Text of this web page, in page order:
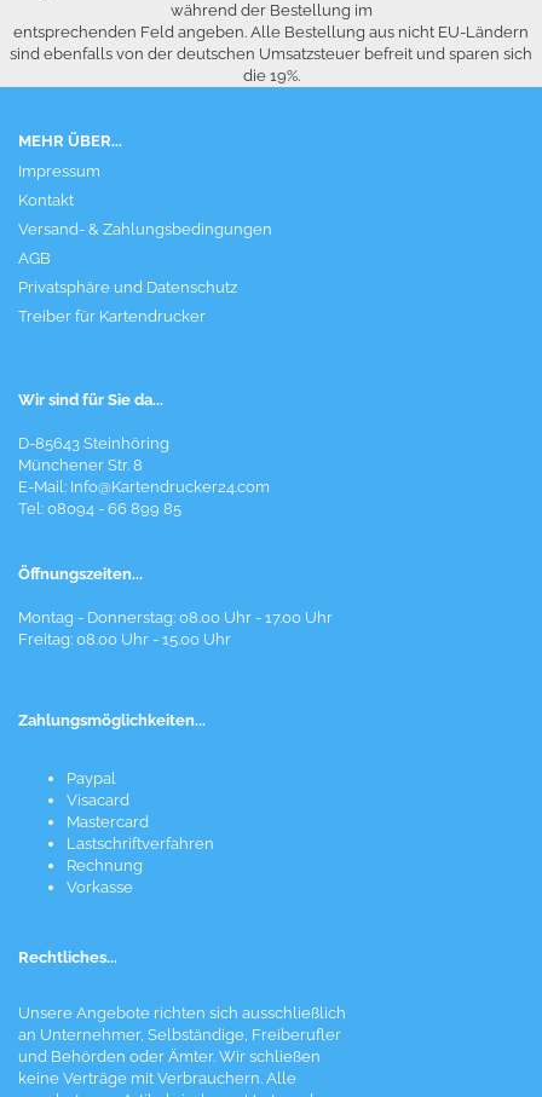
während der Bestellung im
entsprechenden Feld angeben. Alle Bestellung aus nicht EU-Ländern
sind ebenfalls von der deutschen Umsatzsteuer befreit und sparen sich
die 19%.
MEHR ÜBER...
Impressum
Kontakt
Versand- & Zahlungsbedingungen
AGB
Privatsphäre und Datenschutz
Treiber für Kartendrucker
Wir sind für Sie da...
D-85643 Steinhöring
Münchener Str. 8
E-Mail: Info@Kartendrucker24.com
Tel: 08094 - 66 899 85
Öffnungszeiten...
Montag - Donnerstag: 08.00 Uhr - 17.00 Uhr
Freitag: 08.00 Uhr - 15.00 Uhr
Zahlungsmöglichkeiten...
Paypal
Visacard
Mastercard
Lastschriftverfahren
Rechnung
Vorkasse
Rechtliches...
Unsere Angebote richten sich ausschließlich
an Unternehmer, Selbständige, Freiberufler
und Behörden oder Ämter. Wir schließen
keine Verträge mit Verbrauchern. Alle